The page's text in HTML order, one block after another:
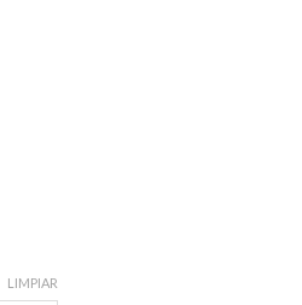
LIMPIAR